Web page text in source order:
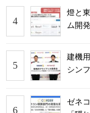
燈と
ム開発
建機
シン
ゼネ